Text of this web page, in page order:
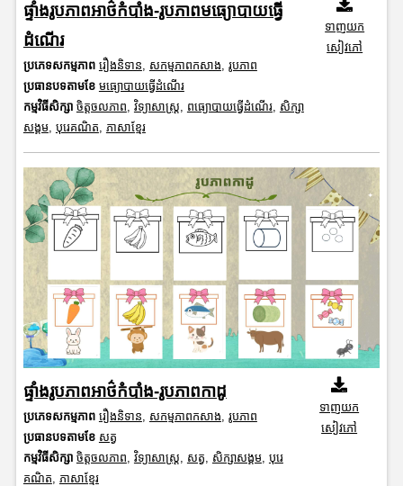
ផ្ទាំងរូបភាពអាថ៌កំបាំង-រូបភាពមធ្យោបាយធ្វើ
ដំណើរ
ប្រភេទសកម្មភាព រឿងនិទាន, សកម្មភាពកសាង, រូបភាព
ប្រធានបទតាមខែ មធ្យោបាយធ្វើដំណើរ
កម្មវិធីសិក្សា ចិត្តចលភាព, វិទ្យាសាស្រ្ត, ពធ្យោបាយធ្វើដំណើរ, សិក្សា
សង្គម, បុរេគណិត, ភាសាខ្មែរ
ទាញយក
សៀវភៅ
ផ្ទាំងរូបភាពអាថ៌កំបាំង-រូបភាពកាដូ
ប្រភេទសកម្មភាព រឿងនិទាន, សកម្មភាពកសាង, រូបភាព
ប្រធានបទតាមខែ សត្វ
កម្មវិធីសិក្សា ចិត្តចលភាព, វិទ្យាសាស្រ្ត, សត្វ, សិក្សាសង្គម, បុរេ
គណិត, ភាសាខ្មែរ
ទាញយក
សៀវភៅ